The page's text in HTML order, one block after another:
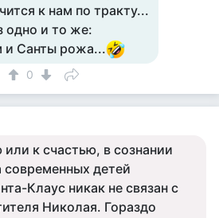
к нам по тракту...
одно и то же:
и Санты рожа...
0
к счастью, в сознании
детей
Клаус никак не связан с
Николая. Гораздо